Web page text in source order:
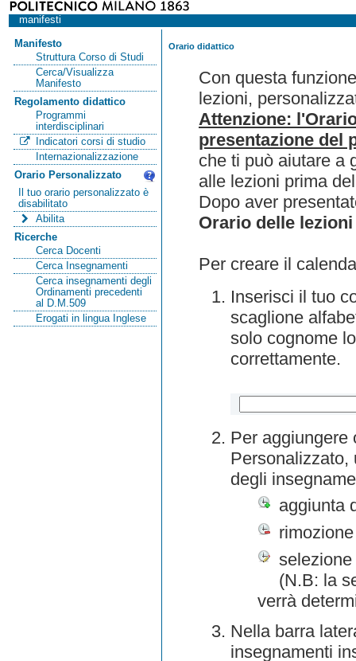
manifesti
Manifesto
Struttura Corso di Studi
Cerca/Visualizza
Manifesto
Regolamento didattico
Programmi
interdisciplinari
Indicatori corsi di studio
Internazionalizzazione
Orario Personalizzato
Il tuo orario personalizzato è
disabilitato
Abilita
Ricerche
Cerca Docenti
Cerca Insegnamenti
Cerca insegnamenti degli
Ordinamenti precedenti
al D.M.509
Erogati in lingua Inglese
Orario didattico
Con questa
lezioni,
Attenzione:
presentazione del
che ti può aiutare a
alle lezioni prima
Dopo aver
Orario delle lezioni
Per creare il
Inserisci il tuo
scaglione
solo cognome
correttamente.
Per aggiungere
Personalizzato,
degli
aggiunta
(N.B: la
verrà
Nella barra
insegnamenti